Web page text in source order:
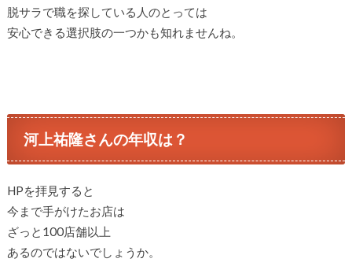
脱サラで職を探している人のとっては
安心できる選択肢の一つかも知れませんね。
河上祐隆さんの年収は？
HPを拝見すると
今まで手がけたお店は
ざっと100店舗以上
あるのではないでしょうか。